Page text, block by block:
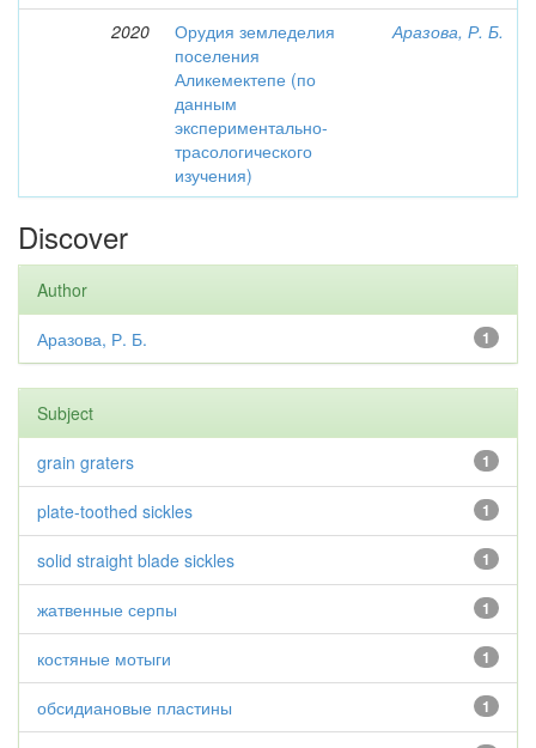
2020
Орудия земледелия
поселения
Аликемектепе (по
данным
экспериментально-
трасологического
изучения)
Аразова, Р. Б.
Discover
Author
1
Аразова, Р. Б.
Subject
1
grain graters
1
plate-toothed sickles
1
solid straight blade sickles
1
жатвенные серпы
1
костяные мотыги
1
обсидиановые пластины